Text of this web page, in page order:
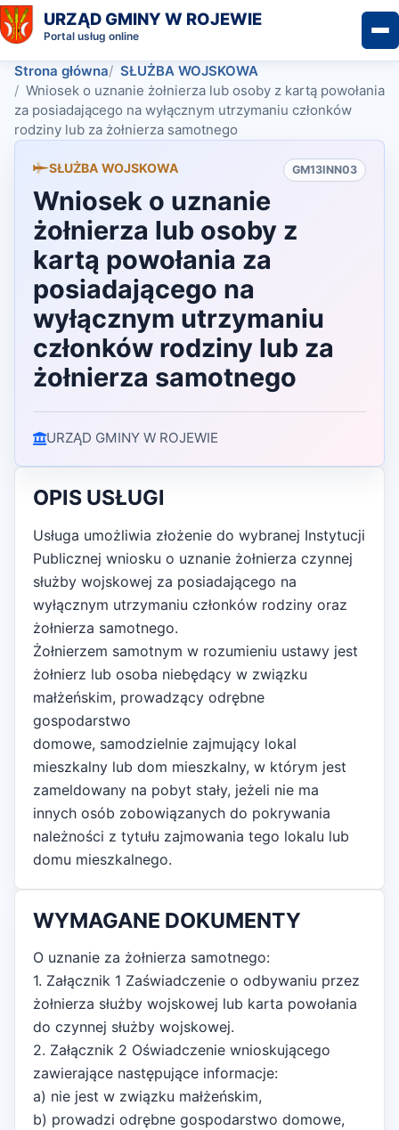
URZĄD GMINY W ROJEWIE
Portal usług online
Strona główna
SŁUŻBA WOJSKOWA
Wniosek o uznanie żołnierza lub osoby z kartą powołania
za posiadającego na wyłącznym utrzymaniu członków
rodziny lub za żołnierza samotnego
SŁUŻBA WOJSKOWA GM13INN03
Wniosek o uznanie
żołnierza lub osoby z
kartą powołania za
posiadającego na
wyłącznym utrzymaniu
członków rodziny lub za
żołnierza samotnego
URZĄD GMINY W ROJEWIE
OPIS USŁUGI
Usługa umożliwia złożenie do wybranej Instytucji
Publicznej wniosku o uznanie żołnierza czynnej
służby wojskowej za posiadającego na
wyłącznym utrzymaniu członków rodziny oraz
żołnierza samotnego.
Żołnierzem samotnym w rozumieniu ustawy jest
żołnierz lub osoba niebędący w związku
małżeńskim, prowadzący odrębne
gospodarstwo
domowe, samodzielnie zajmujący lokal
mieszkalny lub dom mieszkalny, w którym jest
zameldowany na pobyt stały, jeżeli nie ma
innych osób zobowiązanych do pokrywania
należności z tytułu zajmowania tego lokalu lub
domu mieszkalnego.
WYMAGANE DOKUMENTY
O uznanie za żołnierza samotnego:
1. Załącznik 1 Zaświadczenie o odbywaniu przez
żołnierza służby wojskowej lub karta powołania
do czynnej służby wojskowej.
2. Załącznik 2 Oświadczenie wnioskującego
zawierające następujące informacje:
a) nie jest w związku małżeńskim,
b) prowadzi odrębne gospodarstwo domowe,